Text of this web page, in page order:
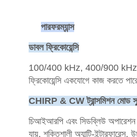
পারফরম্যান্স
ডাবল ফ্রিকোয়েন্সি
100/400 kHz, 400/900
ফ্রিকোয়েন্সি একযোগে কাজ করতে
CHIRP & CW ট্রান্সমিশন মোড
চিআইআরপি এবং সিডব্লিউ
যায়, শক্তিশালী অ্যান্টি-